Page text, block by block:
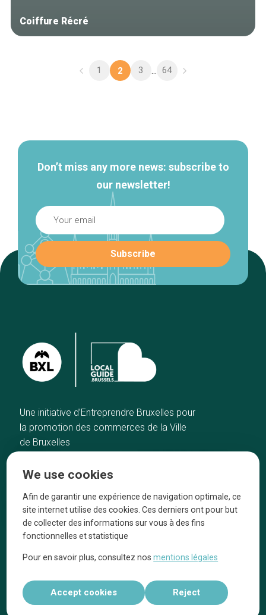
Coiffure Récré
1 2 3 ... 64
Don’t miss any more news: subscribe to
our newsletter!
Une initiative d’Entreprendre Bruxelles pour
la promotion des commerces de la Ville
de Bruxelles
Our top picks
Neighborhoods
Blog
Tops 10
They talk about us
Legal information
Réalisé par
We use cookies
Afin de garantir une expérience de navigation optimale, ce
site internet utilise des cookies. Ces derniers ont pour but
de collecter des informations sur vous à des fins
fonctionnelles et statistique
Pour en savoir plus, consultez nosmentions légales
Accept cookies Reject